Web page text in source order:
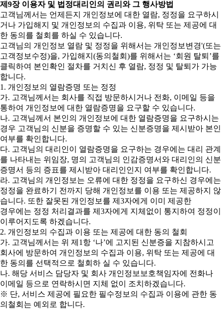
제9장 이용자 및 법정대리인의 권리와 그 행사방법
고객님께서는 언제든지 개인정보에 대한 열람, 정정을 요구하시
거나 가입해지 및 개인정보의 수집과 이용, 위탁 또는 제공에 대
한 동의를 철회를 하실 수 있습니다.
고객님의 개인정보 열람 및 정정을 위해서는 개인정보변경'(또는
고객정보수정)을, 가입해지(동의철회)를 위해서는 ‘회원 탈퇴’를
클릭하여 본인확인 절차를 거치신 후 열람, 정정 및 탈퇴가 가능
합니다.
1. 개인정보의 열람증명 또는 정정
가. 고객님께서는 회사를 직접 방문하시거나 전화, 이메일 등을
통하여 개인정보에 대한 열람증명을 요구할 수 있습니다.
나. 고객님께서 본인의 개인정보에 대한 열람증명을 요구하시는
경우 고객님의 신분을 증명할 수 있는 신분증명을 제시받아 본인
여부를 확인합니다.
다. 고객님의 대리인이 열람증명을 요구하는 경우에는 대리 관계
를 나타내는 위임장, 명의 고객님의 인감증명서와 대리인의 신분
증명서 등의 증표를 제시받아 대리인인지 여부를 확인합니다.
라. 고객님의 개인정보는 오류에 대한 정정을 요구하신 경우에는
정정을 완료하기 전까지 당해 개인정보를 이용 또는 제공하지 않
습니다. 또한 잘못된 개인정보를 제3자에게 이미 제공한
경우에는 정정 처리결과를 제3자에게 지체없이 통지하여 정정이
이루어지도록 하겠습니다.
2. 개인정보의 수집과 이용 또는 제공에 대한 동의 철회
가. 고객님께서는 위 제1항 ‘나’에 고지된 신분증을 지참하시고
회사에 방문하여 개인정보의 수집과 이용, 위탁 또는 제공에 대
한 동의를 선택적으로 철회하 실 수 있습니다.
나. 해당 서비스 담당자 및 회사 개인정보보호책임자에 전화나
이메일 등으로 연락하시면 지체 없이 조치하겠습니다.
※ 단, 서비스 제공에 필요한 필수정보의 수집과 이용에 관한 동
의철회는 예외로 합니다.